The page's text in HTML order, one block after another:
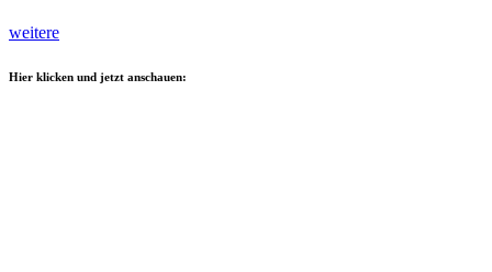
weitere
Hier klicken und jetzt anschauen: